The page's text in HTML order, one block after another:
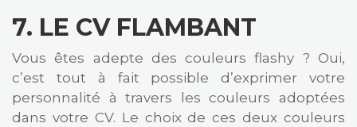
7. LE CV FLAMBANT
Vous êtes adepte des couleurs flashy ? Oui,
c’est tout à fait possible d’exprimer votre
personnalité à travers les couleurs adoptées
dans votre CV. Le choix de ces deux couleurs